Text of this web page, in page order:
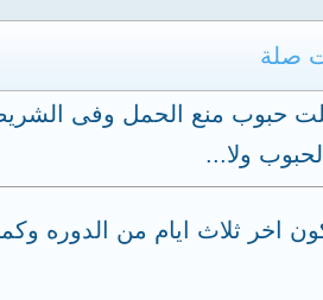
صلة
ولا...
اخر ثلاث ايام من الدوره